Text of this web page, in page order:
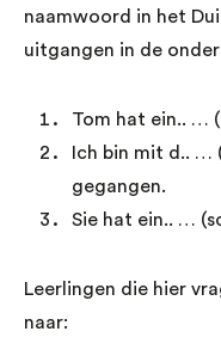
naamwoord in het
uitgangen in de
Tom hat ein.. …
Ich bin mit d.. …
gegangen.
Sie hat ein.. …
Leerlingen die hier
naar: